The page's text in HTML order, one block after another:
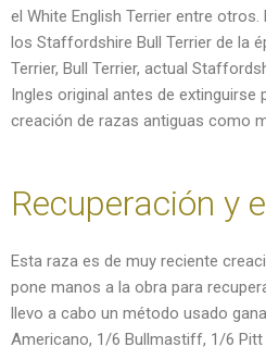
el White English Terrier entre
los Staffordshire Bull Terrier de la
Terrier, Bull Terrier, actual
Ingles original antes de
creación de razas antiguas como
Recuperación y
Esta raza es de muy reciente
pone manos a la obra para
llevo a cabo un método usado
Americano, 1/6 Bullmastiff, 1/6